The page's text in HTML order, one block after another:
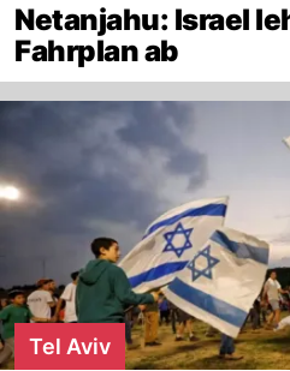
Netanjahu: Israel
Fahrplan ab
Tel Aviv